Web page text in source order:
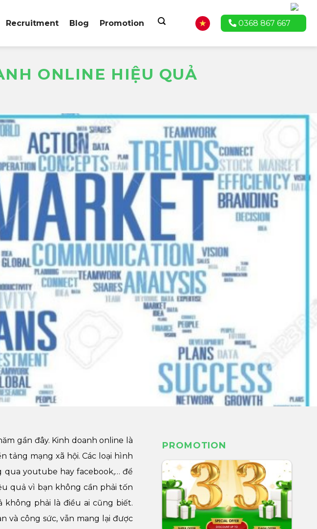
Recruitment Blog Promotion 0368 867 667
ONLINE HIỆU QUẢ
gần đây. Kinh doanh online là
tảng mạng xã hội. Các loại hình
youtube hay facebook,… để
quả vì bạn không cần phải tốn
phải là điều ai cũng biết.
và công sức, vẫn mang lại được
PROMOTION